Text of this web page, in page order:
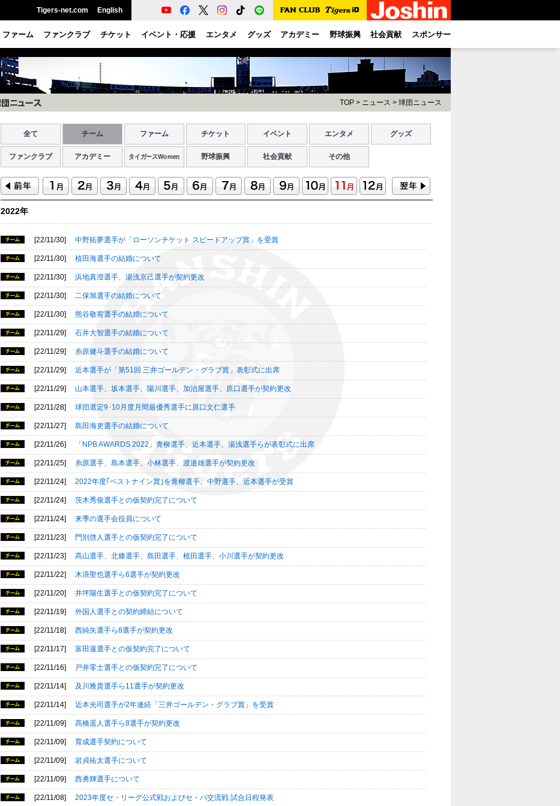
Tigers-net.com English
ファーム ファンクラブ チケット イベント・応援 エンタメ グッズ アカデミー 野球振興 社会貢献 スポンサー
TOP > ニュース > 球団ニュース
全て チーム ファーム チケット イベント エンタメ グッズ
ファンクラブ アカデミー タイガースWomen 野球振興 社会貢献 その他
2022年
[22/11/30] 中野拓夢選手が「ローソンチケット スピードアップ賞」を受賞
[22/11/30] 植田海選手の結婚について
[22/11/30] 浜地真澄選手、湯浅京己選手が契約更改
[22/11/30] 二保旭選手の結婚について
[22/11/30] 熊谷敬宥選手の結婚について
[22/11/29] 石井大智選手の結婚について
[22/11/29] 糸原健斗選手の結婚について
[22/11/29] 近本選手が「第51回 三井ゴールデン・グラブ賞」表彰式に出席
[22/11/29] 山本選手、坂本選手、陽川選手、加治屋選手、原口選手が契約更改
[22/11/28] 球団選定9･10月度月間最優秀選手に原口文仁選手
[22/11/27] 島田海吏選手の結婚について
[22/11/26] 「NPB AWARDS 2022」青柳選手、近本選手、湯浅選手らが表彰式に出席
[22/11/25] 糸原選手、島本選手、小林選手、渡邉雄選手が契約更改
[22/11/24] 2022年度｢ベストナイン賞｣を青柳選手、中野選手、近本選手が受賞
[22/11/24] 茨木秀俊選手との仮契約完了について
[22/11/24] 来季の選手会役員について
[22/11/23] 門別啓人選手との仮契約完了について
[22/11/23] 髙山選手、北條選手、島田選手、植田選手、小川選手が契約更改
[22/11/22] 木浪聖也選手ら6選手が契約更改
[22/11/20] 井坪陽生選手との仮契約完了について
[22/11/19] 外国人選手との契約締結について
[22/11/18] 西純矢選手ら8選手が契約更改
[22/11/17] 富田蓮選手との仮契約完了について
[22/11/16] 戸井零士選手との仮契約完了について
[22/11/14] 及川雅貴選手ら11選手が契約更改
[22/11/14] 近本光司選手が2年連続「三井ゴールデン・グラブ賞」を受賞
[22/11/09] 髙橋遥人選手ら8選手が契約更改
[22/11/09] 育成選手契約について
[22/11/09] 岩貞祐太選手について
[22/11/09] 西勇輝選手について
[22/11/08] 2023年度セ・リーグ公式戦およびセ・パ交流戦 試合日程発表